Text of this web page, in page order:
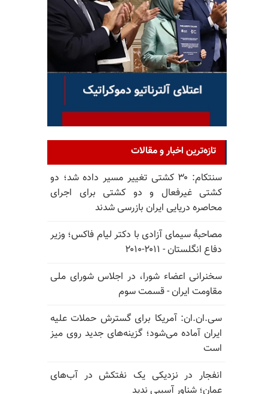
تازه‌ترین اخبار و مقالات
سنتکام: ۳۰ کشتی تغییر مسیر داده شد؛ دو
کشتی غیرفعال و دو کشتی برای اجرای
محاصره دریایی ایران بازرسی شدند
مصاحبهٔ سیمای آزادی با دکتر لیام فاکس؛ وزیر
دفاع انگلستان - ۲۰۱۱-۲۰۱۰
سخنرانی اعضاء شورا، در اجلاس شورای ملی
مقاومت ایران - قسمت سوم
سی.ان.ان: آمریکا برای گسترش حملات علیه
ایران آماده می‌شود؛ گزینه‌های جدید روی میز
است
انفجار در نزدیکی یک نفتکش در آب‌های
عمان؛ شناور آسیبی ندید